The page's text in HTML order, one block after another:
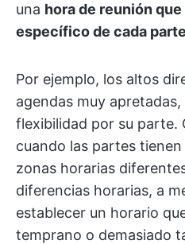
una hora de reunión
específico de cada parte
Por ejemplo, los altos
agendas muy
flexibilidad por su parte.
cuando las partes
zonas horarias
diferencias horarias, a
establecer un horario
temprano o demasiado